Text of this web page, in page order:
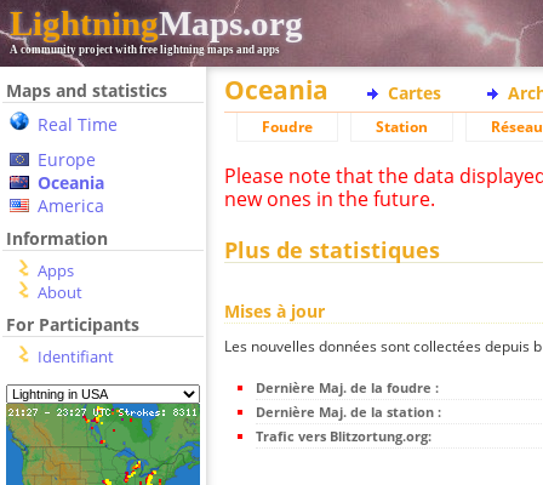
LightningMaps.org
A community project with free lightning maps and apps
Maps and statistics
Real Time
Europe
Oceania
America
Information
Apps
About
For Participants
Identifiant
Oceania Cartes
Foudre Station Réseau
Please note that the data
new ones in the future.
Plus de statistiques
Mises à jour
Les nouvelles données sont collectées
Dernière Maj. de la foudre :
Dernière Maj. de la station :
Trafic vers Blitzortung.org: